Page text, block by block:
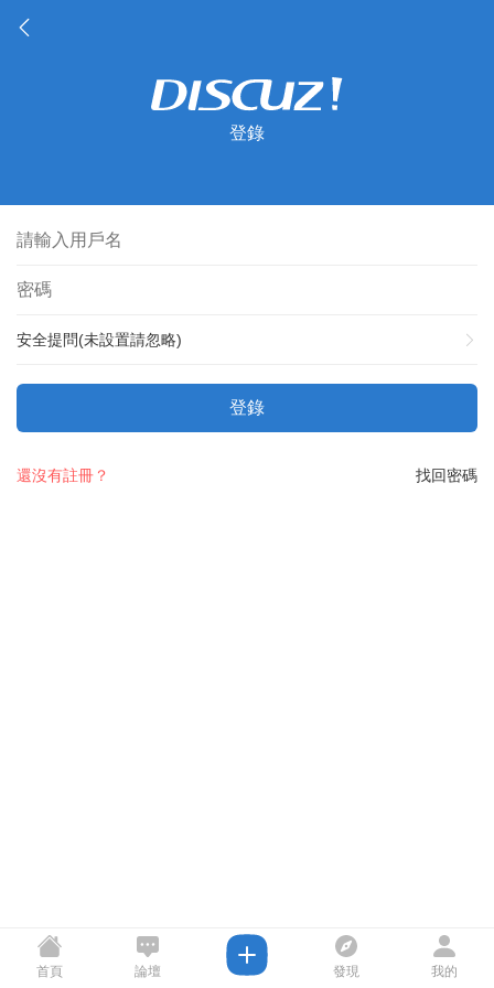
登錄
安全提問(未設置請忽略)
登錄
找回密碼
還沒有註冊？
首頁 論壇 發現 我的